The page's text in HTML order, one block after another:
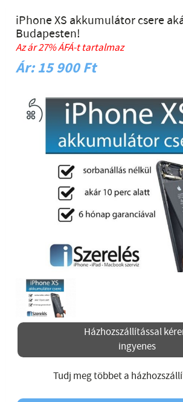
iPhone XS akkumulátor csere
Budapesten!
Az ár 27% ÁFÁ-t tartalmaz
Ár: 15 900 Ft
Házhozszállítással
ingyenes
Tudj meg többet a